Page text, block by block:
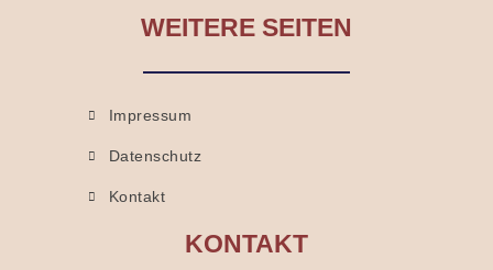
WEITERE SEITEN
Impressum
Datenschutz
Kontakt
KONTAKT